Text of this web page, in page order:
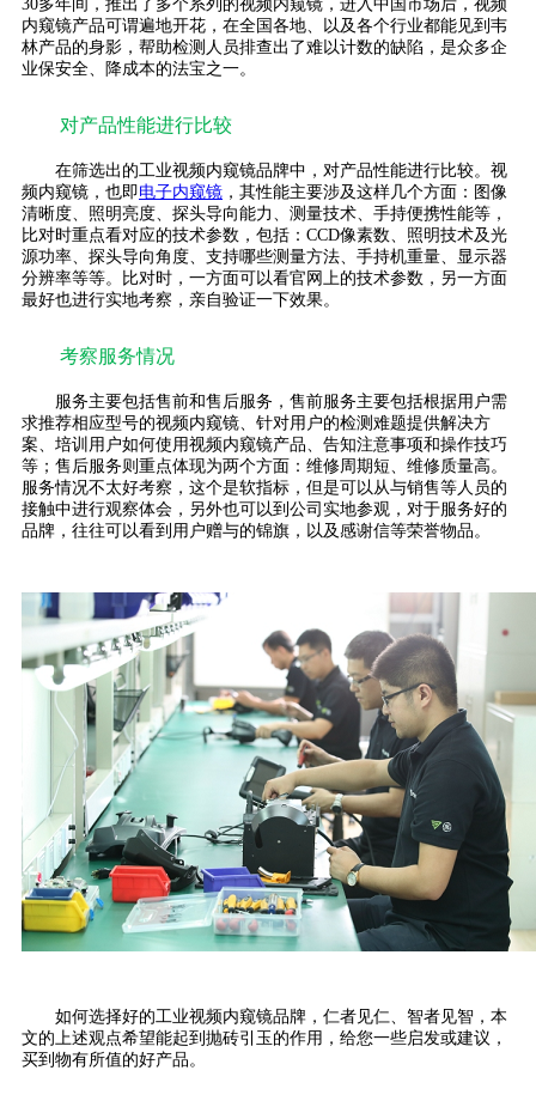
30多年间，推出了多个系列的视频内窥镜，进入中国市场后，视频
内窥镜产品可谓遍地开花，在全国各地、以及各个行业都能见到韦
林产品的身影，帮助检测人员排查出了难以计数的缺陷，是众多企
业保安全、降成本的法宝之一。
对产品性能进行比较
在筛选出的工业视频内窥镜品牌中，对产品性能进行比较。视
频内窥镜，也即电子内窥镜 ，其性能主要涉及这样几个方面：图像
清晰度、照明亮度、探头导向能力、测量技术、手持便携性能等，
比对时重点看对应的技术参数，包括：CCD像素数、照明技术及光
源功率、探头导向角度、支持哪些测量方法、手持机重量、显示器
分辨率等等。比对时，一方面可以看官网上的技术参数，另一方面
最好也进行实地考察，亲自验证一下效果。
考察服务情况
服务主要包括售前和售后服务，售前服务主要包括根据用户需
求推荐相应型号的视频内窥镜、针对用户的检测难题提供解决方
案、培训用户如何使用视频内窥镜产品、告知注意事项和操作技巧
等；售后服务则重点体现为两个方面：维修周期短、维修质量高。
服务情况不太好考察，这个是软指标，但是可以从与销售等人员的
接触中进行观察体会，另外也可以到公司实地参观，对于服务好的
品牌，往往可以看到用户赠与的锦旗，以及感谢信等荣誉物品。
如何选择好的工业视频内窥镜品牌，仁者见仁、智者见智，本
文的上述观点希望能起到抛砖引玉的作用，给您一些启发或建议，
买到物有所值的好产品。